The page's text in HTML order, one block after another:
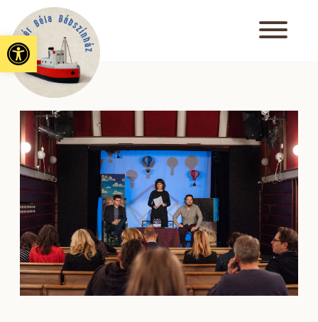
Eszköztár megnyitása